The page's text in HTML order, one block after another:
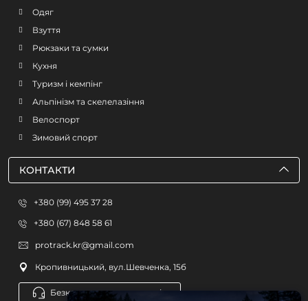
Одяг
Взуття
Рюкзаки та сумки
Кухня
Туризм і кемпінг
Альпінізм та скелелазіння
Велоспорт
Зимовий спорт
КОНТАКТИ
+380 (99) 495 37 28
+380 (67) 848 58 61
protrack.kr@gmail.com
Кропивницький, вул.Шевченка, 15б
Безкоштовна консультація